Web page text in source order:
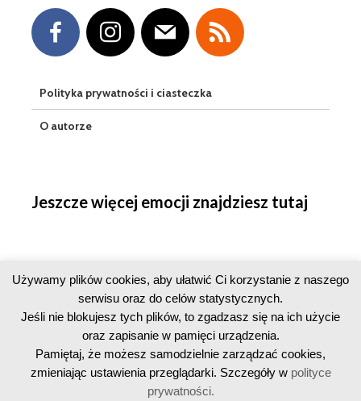
Polityka prywatności i ciasteczka
O autorze
Jeszcze więcej emocji znajdziesz tutaj
Używamy plików cookies, aby ułatwić Ci korzystanie z naszego
serwisu oraz do celów statystycznych.
Jeśli nie blokujesz tych plików, to zgadzasz się na ich użycie
oraz zapisanie w pamięci urządzenia.
Pamiętaj, że możesz samodzielnie zarządzać cookies,
zmieniając ustawienia przeglądarki. Szczegóły wpolityce
prywatności.